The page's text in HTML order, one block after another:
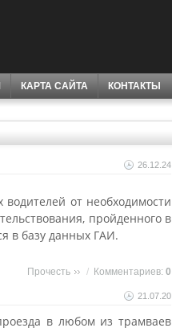
КАРТА САЙТА КОНТАКТЫ
26.12.24
от необходимости
пройденного в
в базу данных ГАИ.
Прочесть / Комментариев: 0
21.07.20
в любом из трамваев